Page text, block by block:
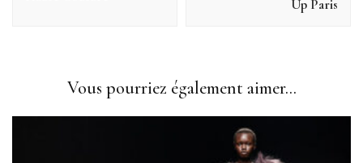
Up Paris
Vous pourriez également aimer...